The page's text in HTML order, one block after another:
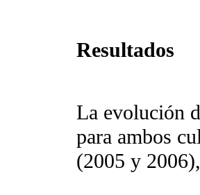
Resultados
La evolución
para ambos
(2005 y